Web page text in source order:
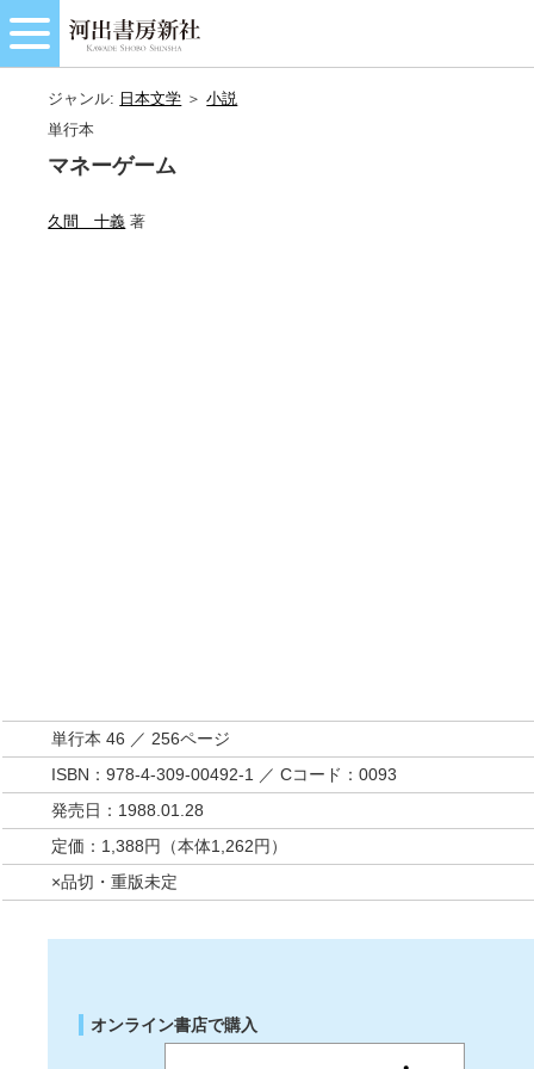
ジャンル: 日本文学 ＞小説
単行本
マネーゲーム
久間 十義 著
単行本 46 ／ 256ページ
ISBN：978-4-309-00492-1 ／ Cコード：0093
発売日：1988.01.28
定価：1,388円（本体1,262円）
×品切・重版未定
オンライン書店で購入